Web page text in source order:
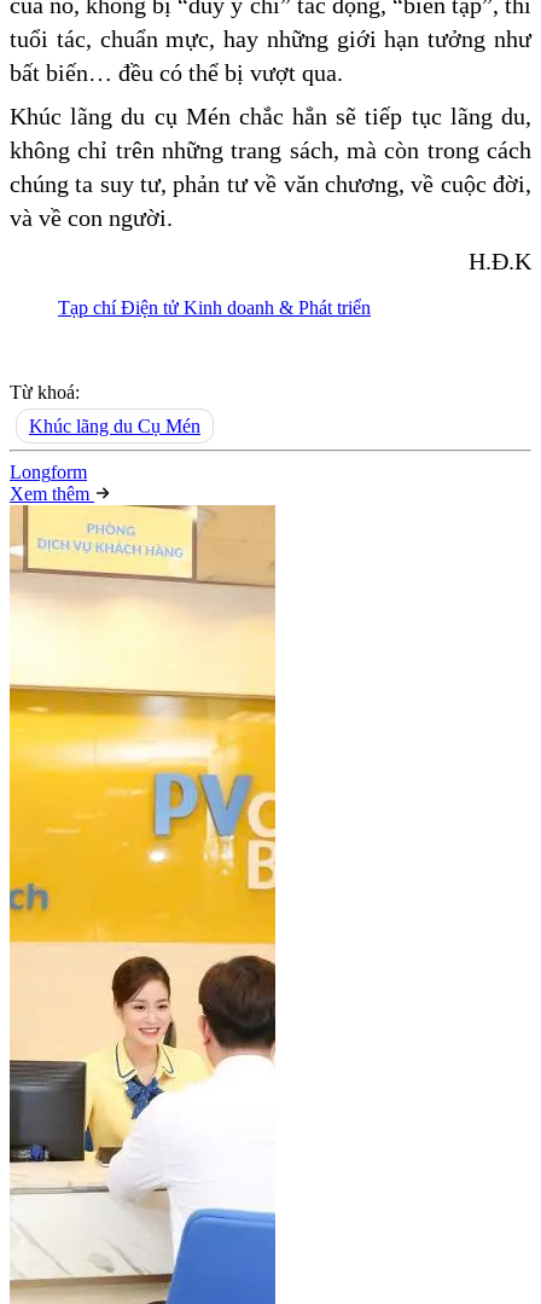
tuổi tác, chuẩn mực, hay những giới hạn tưởng như
bất biến… đều có thể bị vượt qua.
Khúc lãng du cụ Mén chắc hẳn sẽ tiếp tục lãng du,
không chỉ trên những trang sách, mà còn trong cách
chúng ta suy tư, phản tư về văn chương, về cuộc đời,
và về con người.
H.Đ.K
Tạp chí Điện tử Kinh doanh & Phát triển
Từ khoá:
Khúc lãng du Cụ Mén
Longform
Xem thêm